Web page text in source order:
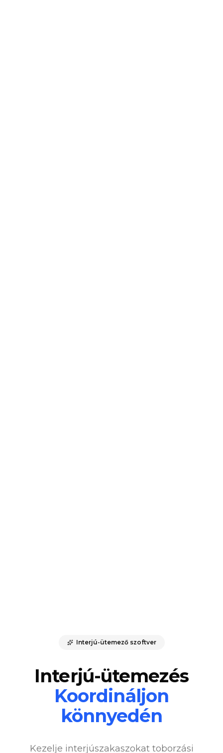
Interjú-ütemező szoftver
Interjú-ütemezés
Koordináljon
könnyedén
Kezelje interjúszakaszokat toborzási